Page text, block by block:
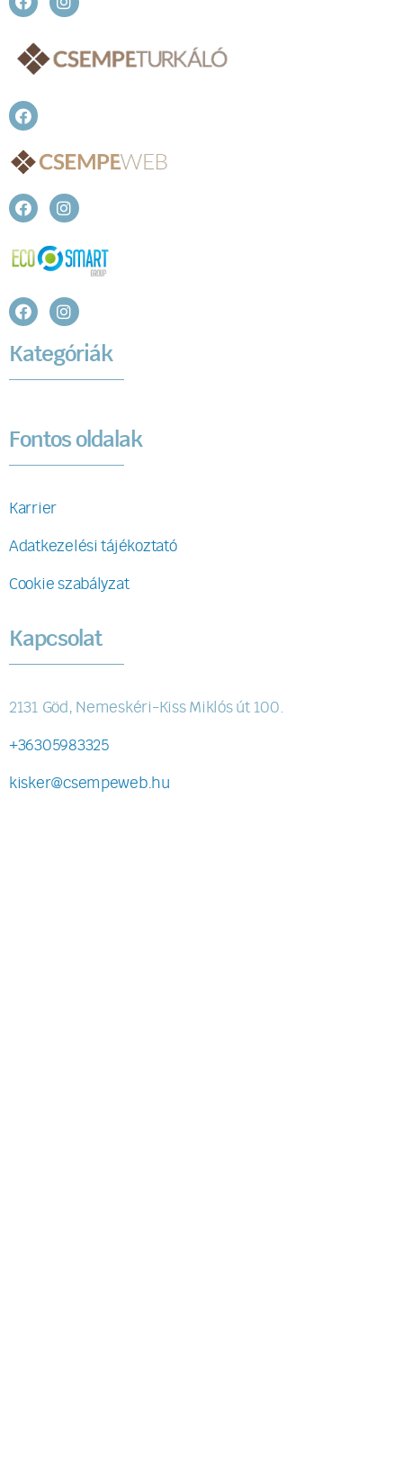
Kategóriák
Fontos oldalak
Karrier
Adatkezelési tájékoztató
Cookie szabályzat
Kapcsolat
2131 Göd, Nemeskéri-Kiss Miklós út 100.
+36305983325
kisker@csempeweb.hu